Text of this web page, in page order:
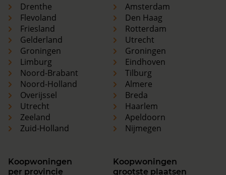
Drenthe
Flevoland
Friesland
Gelderland
Groningen
Limburg
Noord-Brabant
Noord-Holland
Overijssel
Utrecht
Zeeland
Zuid-Holland
Amsterdam
Den Haag
Rotterdam
Utrecht
Groningen
Eindhoven
Tilburg
Almere
Breda
Haarlem
Apeldoorn
Nijmegen
Koopwoningen
per provincie
Koopwoningen
grootste plaatsen